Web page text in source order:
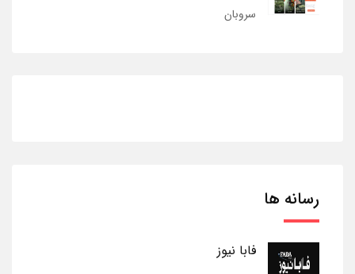
سروبان
رسانه ها
فابا نیوز